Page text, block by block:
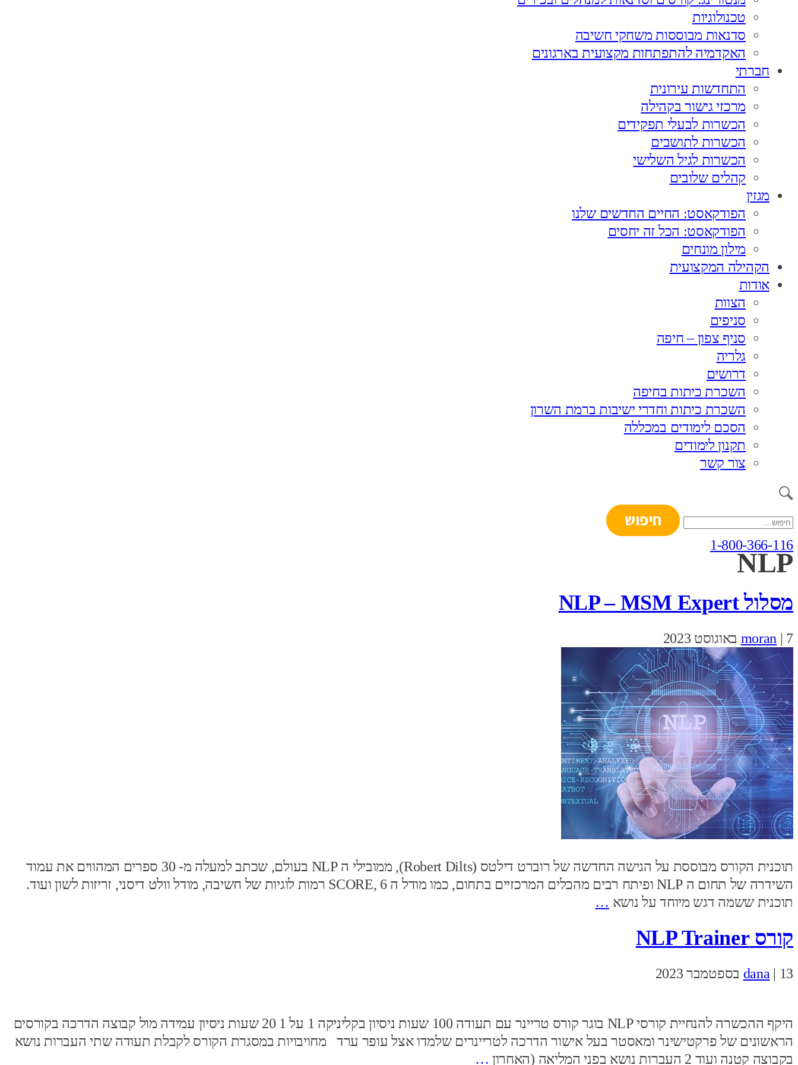
טכנולוגיות
סדנאות מבוססות משחקי חשיבה
האקדמיה להתפתחות מקצועית בארגונים
חברתי
התחדשות עירונית
מרכזי גישור בקהילה
הכשרות לבעלי תפקידים
הכשרות לתושבים
הכשרות לגיל השלישי
קהלים שלובים
מגזין
הפודקאסט: החיים החדשים שלנו
הפודקאסט: הכל זה יחסים
מילון מונחים
הקהילה המקצועית
אודות
הצוות
סניפים
סניף צפון – חיפה
גלריה
דרושים
השכרת כיתות בחיפה
השכרת כיתות וחדרי ישיבות ברמת השרון
הסכם לימודים במכללה
תקנון לימודים
צור קשר
חיפוש:
1-800-366-116
NLP
מסלול NLP – MSM Expert
moran 7 באוגוסט 2023
תוכנית הקורס מבוססת על הגישה החדשה של רוברט דילטס (Robert Dilts), ממובילי ה NLP בעולם, שכתב למעלה מ- 30 ספרים המהווים את עמוד
השידרה של תחום ה NLP ופיתח רבים מהכלים המרכזיים בתחום, כמו מודל ה SCORE, 6 רמות לוגיות של חשיבה, מודל וולט דיסני, זריזות לשון ועוד.
תוכנית ששמה דגש מיוחד על נושא …
קורס NLP Trainer
dana | 13 בספטמבר 2023
היקף ההכשרה להנחיית קורסי NLP בוגר קורס טריינר עם תעודה 100 שעות ניסיון בקליניקה 1 על 1 20 שעות ניסיון עמידה מול קבוצה הדרכה בקורסים
הראשונים של פרקטישינר ומאסטר בעל אישור הדרכה לטריינרים שלמדו אצל עופר ערד מחויבויות במסגרת הקורס לקבלת תעודה שתי העברות נושא
בקבוצה קטנה ועוד 2 העברות נושא בפני המליאה (האחרון
…